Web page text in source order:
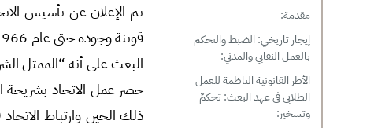
مقدمة:
إيجاز تاريخي: الضبط والتحكم
بالعمل النقابي والمدني:
الأطر القانونية الناظمة للعمل
الطلابي في عهد البعث: تحكمٌ
وتسخير:
حصر عمل الاتحاد بشريحة
ذلك الحين وارتباط